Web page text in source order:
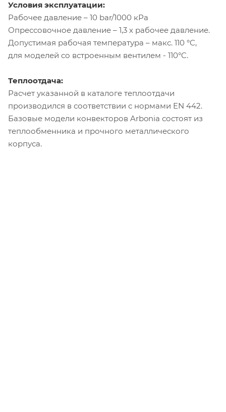
Условия эксплуатации:
Рабочее давление – 10 bar/1000 кРа
Опрессовочное давление – 1,3 х рабочее давление.
Допустимая рабочая температура – макс. 110 °C,
для моделей со встроенным вентилем - 110°C.
Теплоотдача:
Расчет указанной в каталоге теплоотдачи
производился в соответствии с нормами EN 442.
Базовые модели конвекторов Arbonia состоят из
теплообменника и прочного металлического
корпуса.